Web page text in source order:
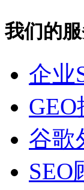
我们的
企业
谷歌
SEO